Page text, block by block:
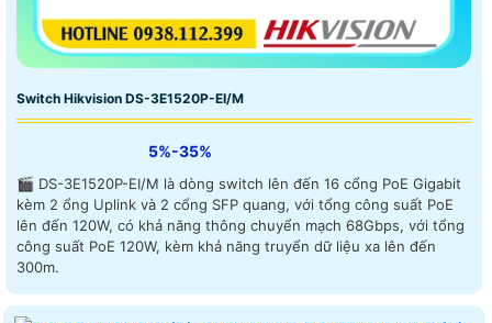
Switch Hikvision DS-3E1520P-EI/M
5%-35%
🎬 DS-3E1520P-EI/M là dòng switch lên đến 16 cổng PoE Gigabit
kèm 2 ổng Uplink và 2 cổng SFP quang, với tổng công suất PoE
lên đến 120W, có khả năng thông chuyển mạch 68Gbps, với tổng
công suất PoE 120W, kèm khả năng truyển dữ liệu xa lên đến
300m.